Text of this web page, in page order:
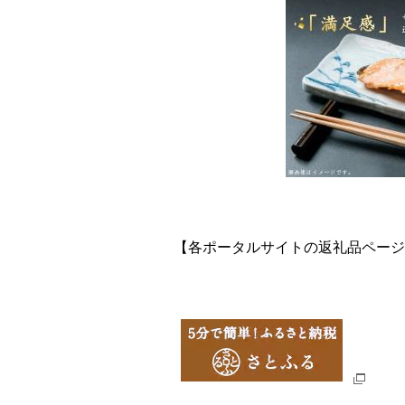
【各ポータルサイトの返礼品ペー